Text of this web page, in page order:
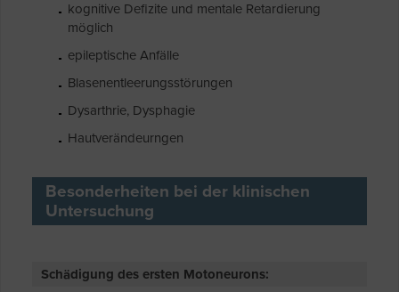
kognitive Defizite und mentale Retardierung
möglich
epileptische Anfälle
Blasenentleerungsstörungen
Dysarthrie, Dysphagie
Hautverändeurngen
Besonderheiten bei der klinischen
Untersuchung
Schädigung des ersten Motoneurons: